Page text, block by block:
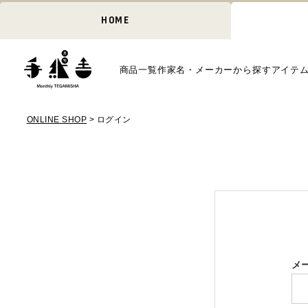
HOME
商品一覧作家名・メーカーから探す アイテ
ONLINE SHOP ログイン
メ